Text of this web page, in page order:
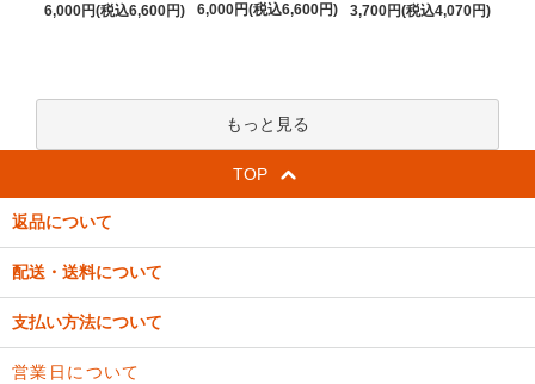
6,000円(税込6,600円)
6,000円(税込6,600円)
3,700円(税込4,070円)
もっと見る
TOP
返品について
配送・送料について
支払い方法について
営業日について